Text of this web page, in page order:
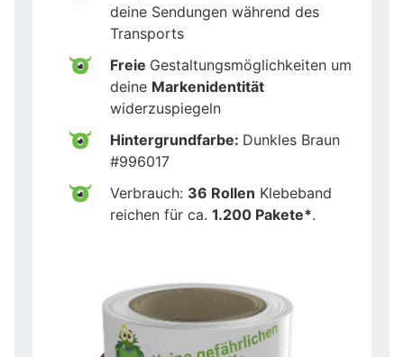
deine Sendungen während des
Transports
Freie Gestaltungsmöglichkeiten um
deine Markenidentität
widerzuspiegeln
Hintergrundfarbe: Dunkles Braun
#996017
Verbrauch: 36 Rollen Klebeband
reichen für ca. 1.200 Pakete*.